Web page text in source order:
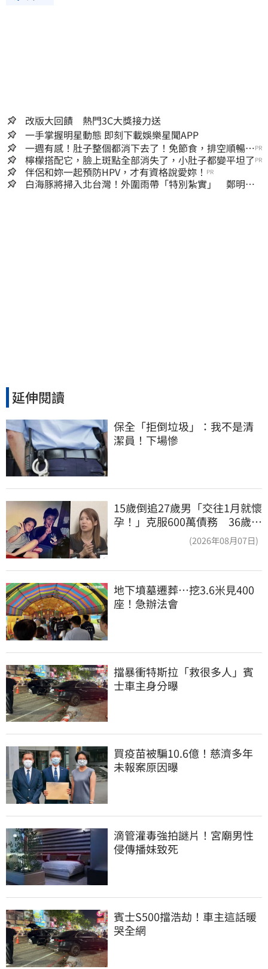
改版大回饋 熱門3C大獎接力送
一手掌握明星動態 即刻下載娛樂星聞APP
一週有感！肚子整個都消下去了！免節食，排空順暢就
夠
PR
檸檬搭配它，臉上斑點全部消失了，小肚子都變平坦了 PR
伴侶和妳一起預防HPV，才有資格說愛妳！ PR
白海豚將掃入北台灣！外圍雨帶「特別紮實」 鄭明典
延伸閱讀
保全「拒倒垃圾」：我不是清
潔員！下場慘
15歲倒追27歲男「交往1月就懷
孕！」克服600萬債務 36歲美
(2026年08月07日)
地下墳墓遷葬…挖3.6米見400
座！急辦法會
擋暴衝特斯拉「救很多人」賓
士車主身分曝
買疫苗被騙10.6億！慈濟多年
未報案原因曝
滴管灌毒強拍謎片！宮廟男性
侵傳播妹致死
賓士S500擋浩劫！車主這話暖
哭全網